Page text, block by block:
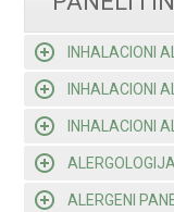
INHALACIONI
INHALACIONI
INHALACIONI
ALERGOLOGIJA
ALERGENI